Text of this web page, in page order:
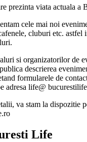
prezinta viata actuala a
cele mai noi
cluburi etc. astfel
si organizatorilor de
descrierea
formularele de
adresa life@
va stam la dispozitie
Life